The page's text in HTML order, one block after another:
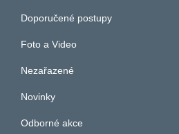
Doporučené postupy
Foto a Video
Nezařazené
Novinky
Odborné akce